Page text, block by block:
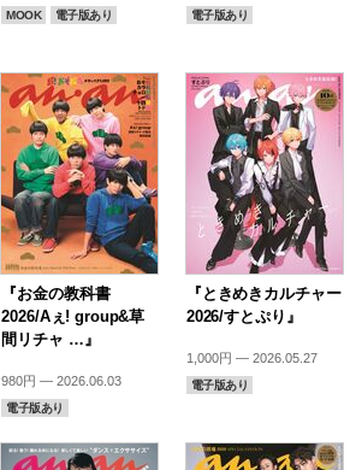
MOOK 電子版あり 電子版あり
『お金の教科書
2026/Aぇ! group&草
間リチャ …』
980円 — 2026.06.03
電子版あり
『ときめきカルチャー
2026/すとぷり』
1,000円 — 2026.05.27
電子版あり